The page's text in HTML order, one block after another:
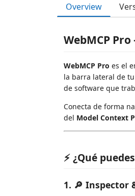
Overview
WebMCP
WebMCP Pro es el
la barra lateral de
de software que
Conecta de forma
del Model Context
⚡ ¿Qué
1. 🔎 Inspector